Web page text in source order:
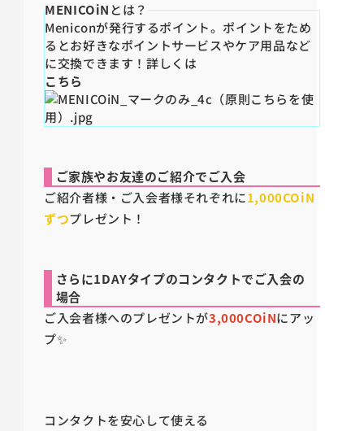
MENICOiN とは？
Meniconが発行するポイント。ポイントをため
るとお好きなポイントサービスやケア用品など
に交換できます！詳しくは
こちら
ご家族やお友達のご紹介でご入会
ご紹介者様・ご入会者様それぞれに1,000COiN
ずつプレゼント！
さらに1DAYタイプのコンタクトでご入会の
場合
ご入会者様へのプレゼントが3,000COiNにアッ
プ✨
コンタクトを安心して使える